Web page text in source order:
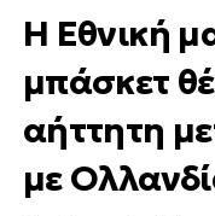
Η Εθνική
μπάσκετ
αήττητη
με